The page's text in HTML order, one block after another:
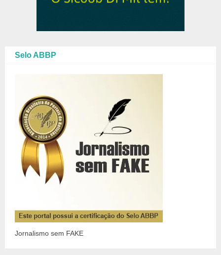
Selo ABBP
Jornalismo sem FAKE